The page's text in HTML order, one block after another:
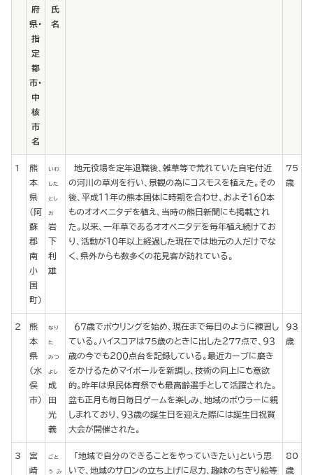
府
県・
指
定
都
市・
中
核
市
名
氏
名
1
熊
本
県
(阿
蘇
郡
南
小
国
町)
いわ
した
とし
お
岩
下
利
雄
地元役場を定年退職後、雑草等で荒れていた自宅付近
の河川の草刈を行い、景観の為にコスモスを植えた。その
後、平成１１年の熊本国体に時期を合わせ、およそ１６０本
ものオオベニタデを植え、当時の熊日新聞にも掲載され
た。以来、一年草であるオオベニタデを毎年植え続けてお
り、活動が１０年以上経過した現在では地元の人だけでな
く、県外からも数多くの花見客が訪れている。
75
歳
2
熊
本
県
(水
俣
市)
なり
た
みつ
よし
成
田
光
義
６７歳でボウリングを始め、現在まで毎日のように練習し
ている。ハイスコアは７５歳のときに出した２７７点で、９３
歳の今でも２００点台を記録している。最近カーブに磨き
をかけるためマイボールを新調し、技術の向上にも意欲
的。昨年は県民体育祭でも最高齢選手として活躍された。
盆も正月も毎日毎日ゲームを楽しみ、地域のボウラーに親
しまれており、９３歳の誕生日を迎えた際には誕生日祝賀
大会が開催された。
93
歳
3
宮
崎
ごと
う み
「地域で自分のできることをやっていきたい」という思
いで、地域のサロンの立ち上げに尽力、趣味のちぎり絵等
80
歳